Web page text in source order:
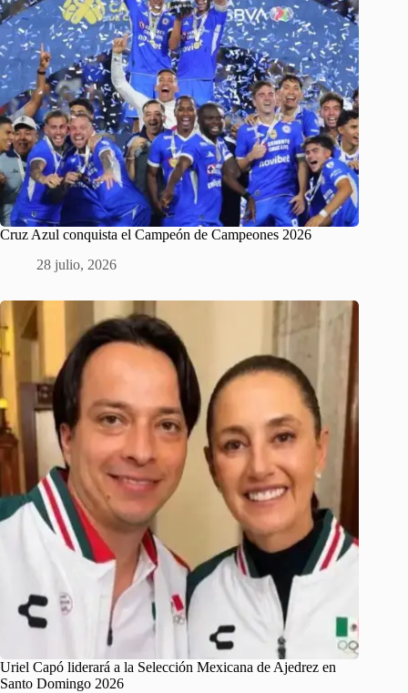
Cruz Azul conquista el Campeón de Campeones 2026
28 julio, 2026
Uriel Capó liderará a la Selección Mexicana de Ajedrez en
Santo Domingo 2026